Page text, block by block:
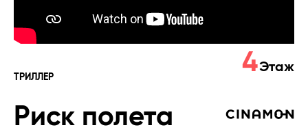
ТРИЛЛЕР
Риск полета
4Этаж